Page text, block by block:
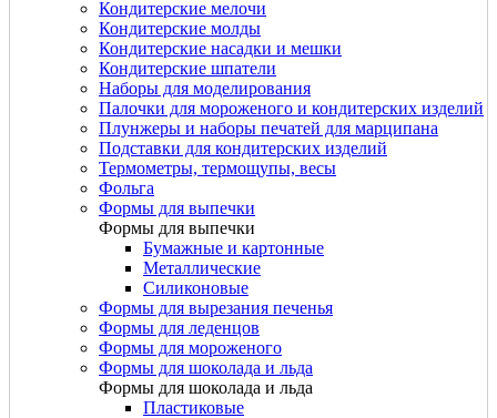
Кондитерские мелочи
Кондитерские молды
Кондитерские насадки и мешки
Кондитерские шпатели
Наборы для моделирования
Палочки для мороженого и кондитерских изделий
Плунжеры и наборы печатей для марципана
Подставки для кондитерских изделий
Термометры, термощупы, весы
Фольга
Формы для выпечки
Формы для выпечки
Бумажные и картонные
Металлические
Силиконовые
Формы для вырезания печенья
Формы для леденцов
Формы для мороженого
Формы для шоколада и льда
Формы для шоколада и льда
Пластиковые